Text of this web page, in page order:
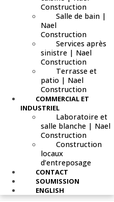
Construction
Salle de bain |
Nael
Construction
Services après
sinistre | Nael
Construction
Terrasse et
patio | Nael
Construction
COMMERCIAL ET
INDUSTRIEL
Laboratoire et
salle blanche | Nael
Construction
Construction
locaux
d’entreposage
CONTACT
SOUMISSION
ENGLISH